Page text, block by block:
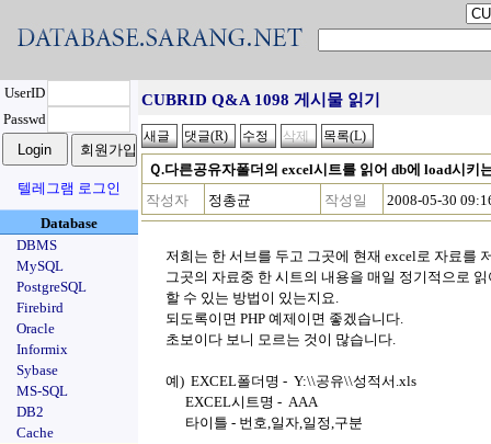
UserID
Passwd
텔레그램 로그인
Database
DBMS
MySQL
PostgreSQL
Firebird
Oracle
Informix
Sybase
MS-SQL
DB2
Cache
CUBRID Q&A 1098 게시물 읽기
Ｑ.다른공유자폴더의 excel시트를 읽어 db에 load시키
작성자
정총균 작성일 2008-05-30
저희는 한 서브를 두고 그곳에 현재 excel로 자료를
그곳의 자료중 한 시트의 내용을 매일 정기적으로
할 수 있는 방법이 있는지요.
되도록이면 PHP 예제이면 좋겠습니다.
초보이다 보니 모르는 것이 많습니다.
예) EXCEL폴더명 - Y:\\공유\\성적서.xls
EXCEL시트명 - AAA
타이틀 - 번호,일자,일정,구분